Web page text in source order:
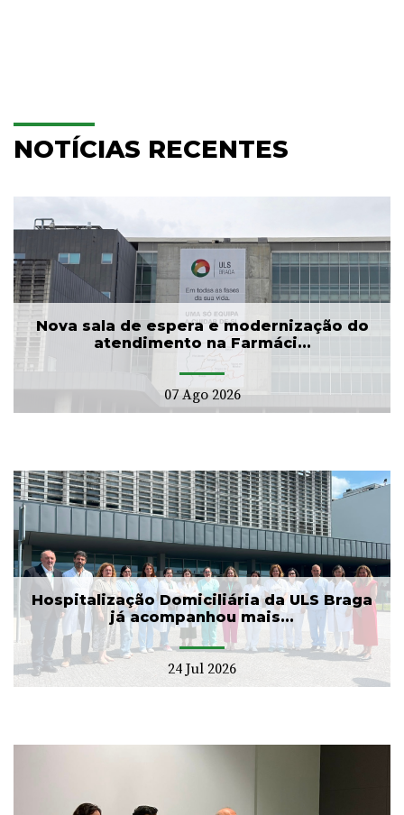
NOTÍCIAS RECENTES
Nova sala de espera e modernização do
atendimento na Farmáci...
07 Ago 2026
Hospitalização Domiciliária da ULS Braga
já acompanhou mais...
24 Jul 2026